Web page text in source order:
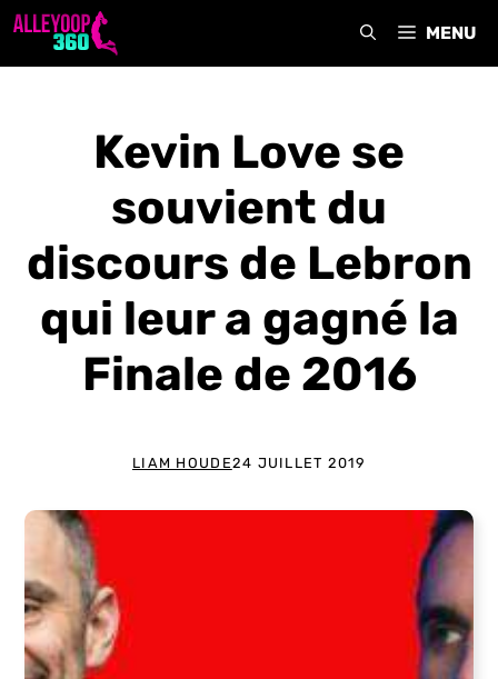
Aller
MENU
Kevin Love se
souvient du
discours de Lebron
qui leur a gagné la
Finale de 2016
LIAM HOUDE24 JUILLET 2019